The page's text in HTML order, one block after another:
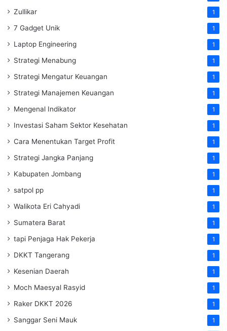
Zullikar 1
7 Gadget Unik 1
Laptop Engineering 1
Strategi Menabung 1
Strategi Mengatur Keuangan 1
Strategi Manajemen Keuangan 1
Mengenal Indikator 1
Investasi Saham Sektor Kesehatan 1
Cara Menentukan Target Profit 1
Strategi Jangka Panjang 1
Kabupaten Jombang 1
satpol pp 1
Walikota Eri Cahyadi 1
Sumatera Barat 1
tapi Penjaga Hak Pekerja 1
DKKT Tangerang 1
Kesenian Daerah 1
Moch Maesyal Rasyid 1
Raker DKKT 2026 1
Sanggar Seni Mauk 1